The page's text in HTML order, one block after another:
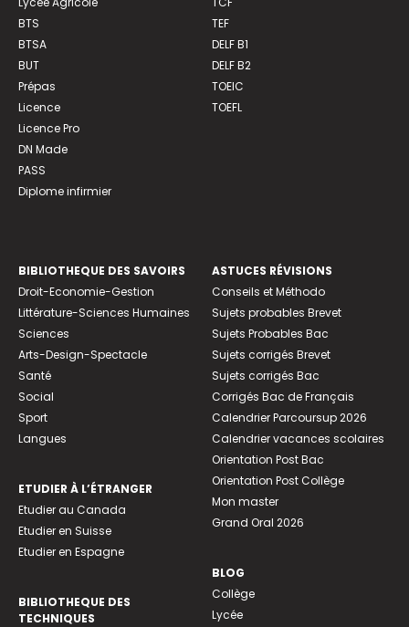
BTS
BTSA
BUT
Prépas
Licence
Licence Pro
DN Made
PASS
Diplome infirmier
TEF
DELF B1
DELF B2
TOEIC
TOEFL
BIBLIOTHEQUE DES SAVOIRS
Droit-Economie-Gestion
Littérature-Sciences Humaines
Sciences
Arts-Design-Spectacle
Santé
Social
Sport
Langues
ETUDIER À L’ÉTRANGER
Etudier au Canada
Etudier en Suisse
Etudier en Espagne
BIBLIOTHEQUE DES
TECHNIQUES
ASTUCES RÉVISIONS
Conseils et Méthodo
Sujets probables Brevet
Sujets Probables Bac
Sujets corrigés Brevet
Sujets corrigés Bac
Corrigés Bac de Français
Calendrier Parcoursup 2026
Calendrier vacances scolaires
Orientation Post Bac
Orientation Post Collège
Mon master
Grand Oral 2026
BLOG
Collège
Lycée